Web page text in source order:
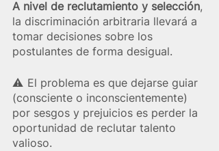
A nivel de reclutamiento y selección,
la discriminación arbitraria llevará a
tomar decisiones sobre los
postulantes de forma desigual.
⚠️  El problema es que dejarse guiar
(consciente o inconscientemente)
por sesgos y prejuicios es perder la
oportunidad de reclutar talento
valioso.